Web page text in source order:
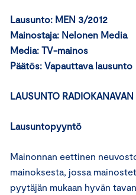
Lausunto: MEN 3/2012
Mainostaja: Nelonen Media
Media: TV-mainos
Päätös: Vapauttava lausunto
LAUSUNTO
Lausuntopyyntö
Mainonnan eettinen
mainoksesta, jossa
pyytäjän mukaan hyvän